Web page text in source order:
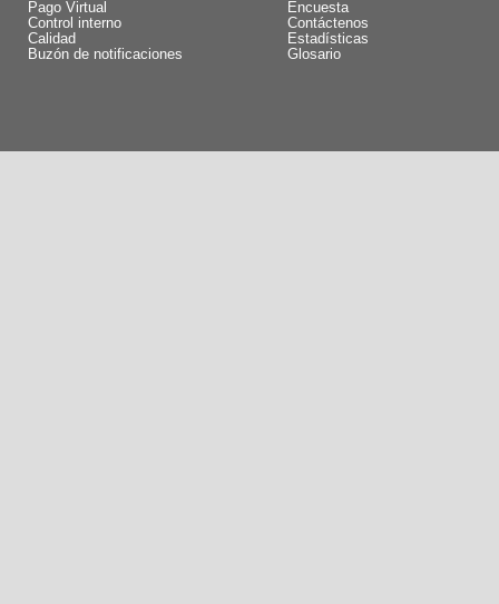
Pago Virtual
Control interno
Calidad
Buzón de notificaciones
Encuesta
Contáctenos
Estadísticas
Glosario